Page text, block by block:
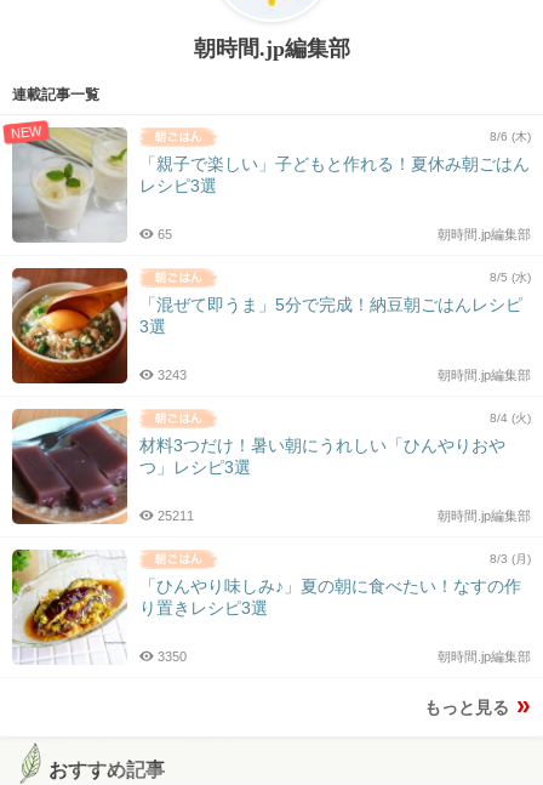
朝時間.jp編集部
連載記事一覧
NEW 8/6 (木)
「親子で楽しい」子どもと作れる！夏休み朝ごはん
レシピ3選
朝時間.jp編集部
65
8/5 (水)
「混ぜて即うま」5分で完成！納豆朝ごはんレシピ
3選
朝時間.jp編集部
3243
8/4 (火)
材料3つだけ！暑い朝にうれしい「ひんやりおや
つ」レシピ3選
朝時間.jp編集部
25211
8/3 (月)
「ひんやり味しみ♪」夏の朝に食べたい！なすの作
り置きレシピ3選
朝時間.jp編集部
3350
もっと見る
おすすめ記事